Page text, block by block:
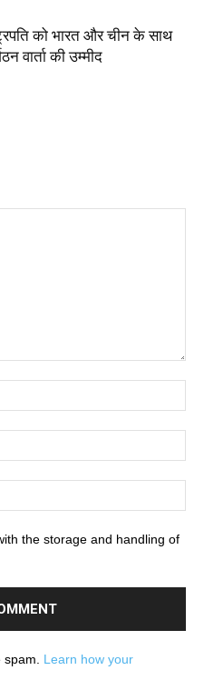
को भारत और चीन के साथ
वार्ता की उम्मीद
the storage and handling of
Learn how your